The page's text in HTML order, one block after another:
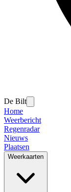
De Bilt
Home
Weerbericht
Regenradar
Nieuws
Plaatsen
Weerkaarten